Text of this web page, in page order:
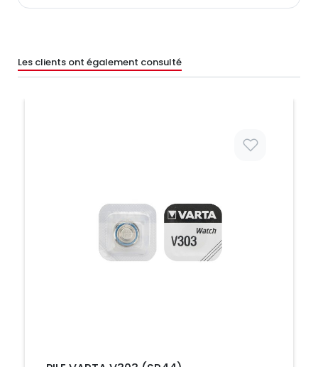
Les clients ont également consulté